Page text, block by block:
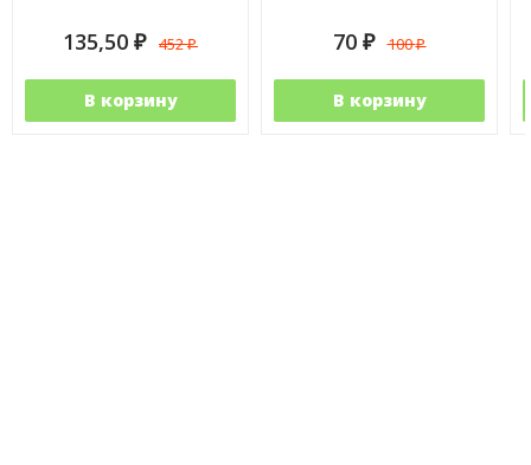
135,50 ₽ 452₽
В корзину
70 ₽ 100₽
В корзину